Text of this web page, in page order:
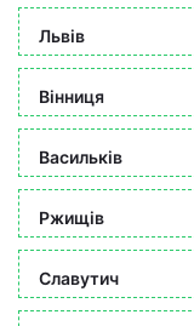
Львів
Вінниця
Васильків
Ржищів
Славутич